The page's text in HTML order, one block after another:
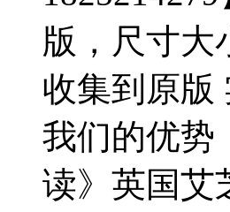
版，尺寸大
收集到原版
我们的优势
读》英国艾